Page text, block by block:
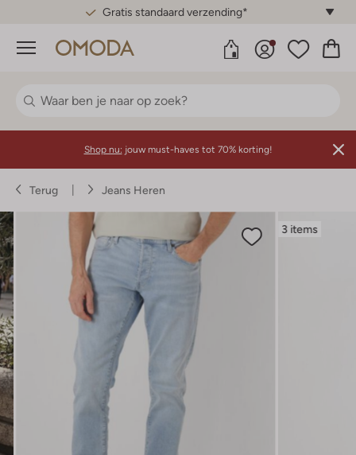
Gratis standaard verzending*
Menu
Shop nu: jouw must-haves tot 70% korting!
Terug Jeans Heren
3 items